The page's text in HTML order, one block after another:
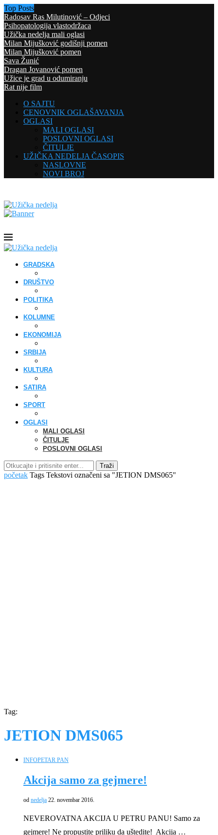
Top Posts
Radosav Ras Milutinović – Odjeci
Psihopatologija vlastodržaca
Užička nedelja mali oglasi
Milan Mijušković godišnji pomen
Milan Mijušković pomen
Sava Žunić
Dragan Jovanović pomen
Užice je grad u odumiranju
Rat nije film
O SAJTU
CENOVNIK OGLAŠAVANJA
OGLASI
MALI OGLASI
POSLOVNI OGLASI
ČITULJE
UŽIČKA NEDELJA ČASOPIS
NASLOVNE
NOVI BROJ
GRADSKA
DRUŠTVO
POLITIKA
KOLUMNE
EKONOMIJA
SRBIJA
KULTURA
SATIRA
SPORT
OGLASI
MALI OGLASI
ČITULJE
POSLOVNI OGLASI
Traži
početak Tags Tekstovi označeni sa "JETION DMS065"
Tag:
JETION DMS065
INFOPETAR PAN
Akcija samo za gejmere!
od nedelja 22. novembar 2016.
NEVEROVATNA AKCIJA U PETRU PANU! Samo za
gejmere! Ne propustite priliku da uštedite! Akcija …